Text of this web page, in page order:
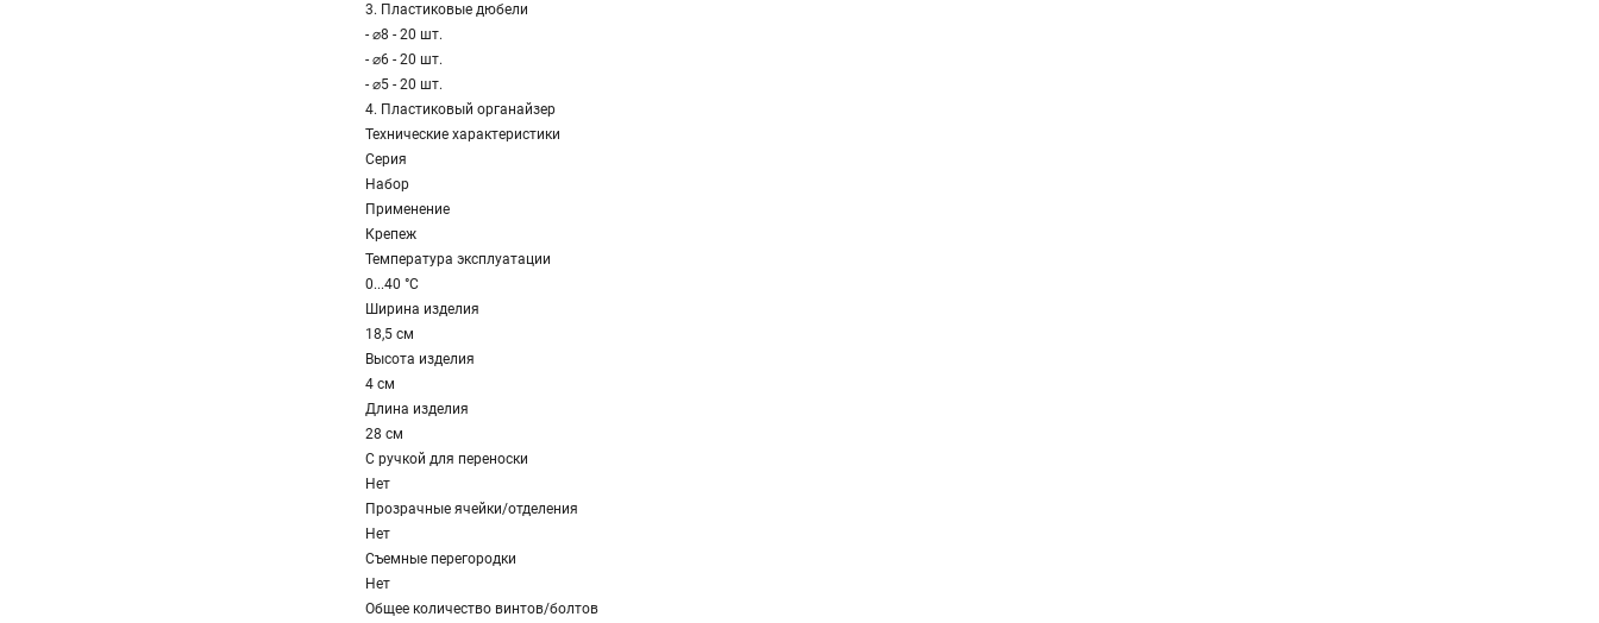
3. Пластиковые дюбели
- ⌀8 - 20 шт.
- ⌀6 - 20 шт.
- ⌀5 - 20 шт.
4. Пластиковый органайзер
Технические характеристики
Серия
Набор
Применение
Крепеж
Температура эксплуатации
0...40 °C
Ширина изделия
18,5 см
Высота изделия
4 см
Длина изделия
28 см
С ручкой для переноски
Нет
Прозрачные ячейки/отделения
Нет
Съемные перегородки
Нет
Общее количество винтов/болтов